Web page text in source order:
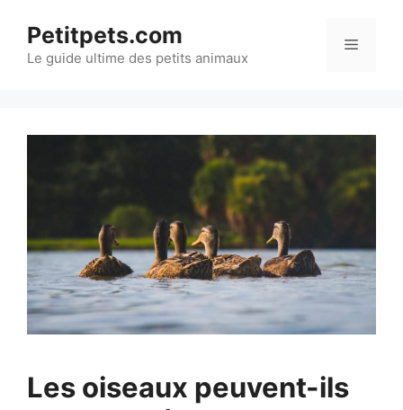
contenu
Petitpets.com
Le guide ultime des petits animaux
Menu
Les oiseaux peuvent-ils